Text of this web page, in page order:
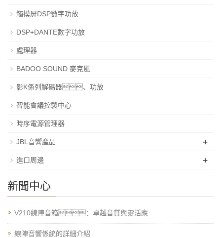
觸摸屏DSP數字功放
DSP+DANTE數字功放
處理器
BADOO SOUND 麥克風
影K係列解碼器、功放
智能會議控製中心
時序電源管理器
JBL音響產品 +
進口周邊 +
新聞中心
V210線陣音箱：卓越音質與靈活應
線陣音響係統的詳細介紹